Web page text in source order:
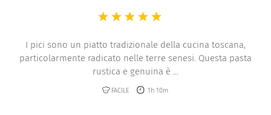
I pici sono un piatto tradizionale della cucina toscana,
particolarmente radicato nelle terre senesi. Questa pasta
rustica e genuina è ...
FACILE 1h 10m